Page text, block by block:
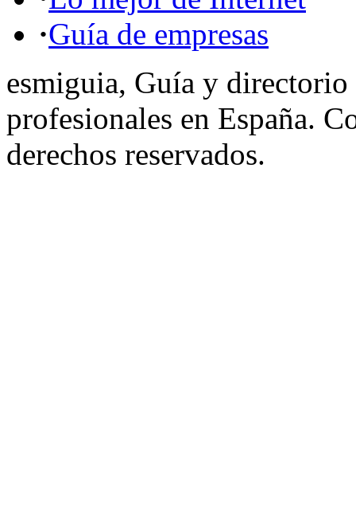
·Guía de empresas
esmiguia, Guía y directorio
profesionales en España.
derechos reservados.